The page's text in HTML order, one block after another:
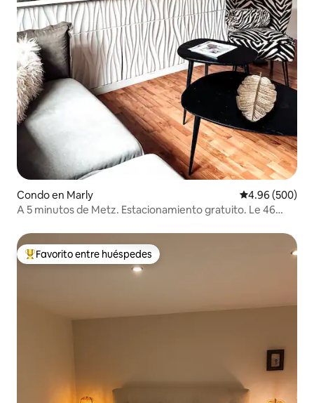
Condo en Marly Calificación
4.96 (500)
A 5 minutos de Metz. Estacionamiento gratuito. Le 46
Favorito entre huéspedes preferido
Favorito entre huéspedes